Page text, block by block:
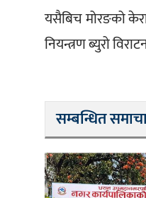
यसैबिच मोरङको
नियन्त्रण ब्युरो
सम्बन्धित